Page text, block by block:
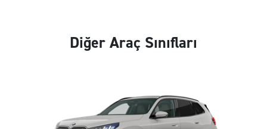
Diğer Araç Sınıfları